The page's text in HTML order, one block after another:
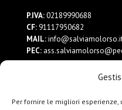
Per fornire le migliori
P.IVA:02189990688
CF:91117950682
MAIL:
PEC:
Privacy Policy